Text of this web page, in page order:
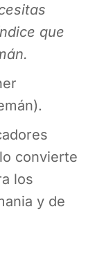
que
convierte
los
y de